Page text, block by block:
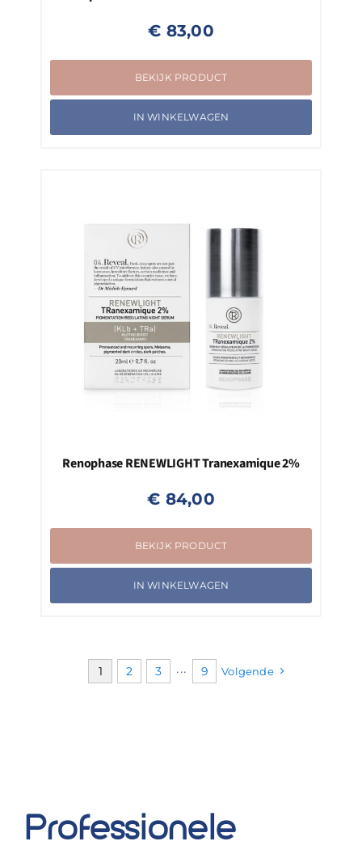
€ 83,00
BEKIJK PRODUCT
IN WINKELWAGEN
Renophase RENEWLIGHT Tranexamique 2%
€ 84,00
BEKIJK PRODUCT
IN WINKELWAGEN
1 2 3 ··· 9 Volgende
Professionele